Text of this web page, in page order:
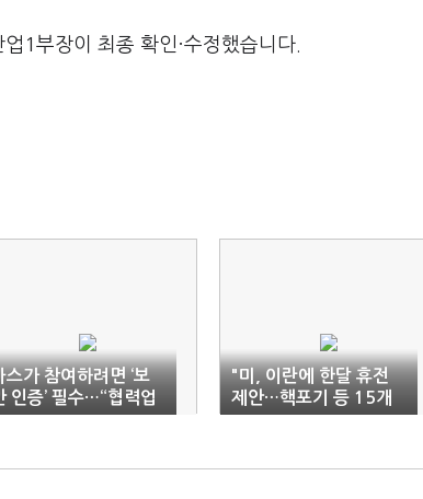
1부장이 최종 확인·수정했습니다.
스가 참여하려면 ‘보
인증’ 필수…“협력업
까지 대비해야”
"미, 이란에 한달 휴전
제안…핵포기 등 15개
조건"